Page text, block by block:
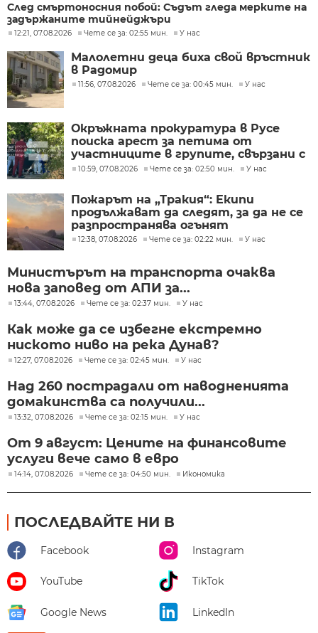
След смъртоносния побой: Съдът гледа мерките на
задържаните тийнейджъри
12:21, 07.08.2026 Чете се за: 02:55 мин. У нас
Малолетни деца биха свой връстник
в Радомир
11:56, 07.08.2026 Чете се за: 00:45 мин. У нас
Окръжната прокуратура в Русе
поиска арест за петима от
участниците в групите, свързани с
разбитата лаборатория за
10:59, 07.08.2026 Чете се за: 02:50 мин. У нас
Пожарът на „Тракия“: Екипи
продължават да следят, за да не се
разпространява огънят
12:38, 07.08.2026 Чете се за: 02:22 мин. У нас
Министърът на транспорта очаква
нова заповед от АПИ за...
13:44, 07.08.2026 Чете се за: 02:37 мин. У нас
Как може да се избегне екстремно
ниското ниво на река Дунав?
12:27, 07.08.2026 Чете се за: 02:45 мин. У нас
Над 260 пострадали от наводненията
домакинства са получили...
13:32, 07.08.2026 Чете се за: 02:15 мин. У нас
От 9 август: Цените на финансовите
услуги вече само в евро
14:14, 07.08.2026 Чете се за: 04:50 мин. Икономика
ПОСЛЕДВАЙТЕ НИ В
Facebook Instagram
YouTube TikTok
Google News LinkedIn